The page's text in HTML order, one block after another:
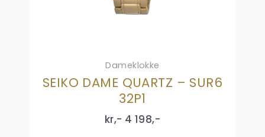
Dameklokke
SEIKO DAME QUARTZ – SUR6
32P1
kr,- 4 198,-